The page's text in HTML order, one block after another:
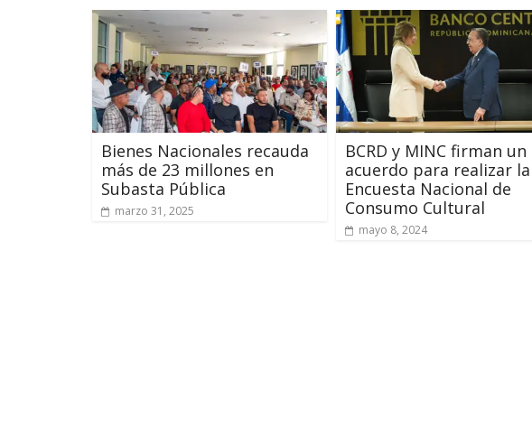
Bienes Nacionales recauda
más de 23 millones en
Subasta Pública
marzo 31, 2025
BCRD y MINC firman un
acuerdo para realizar la
Encuesta Nacional de
Consumo Cultural
mayo 8, 2024